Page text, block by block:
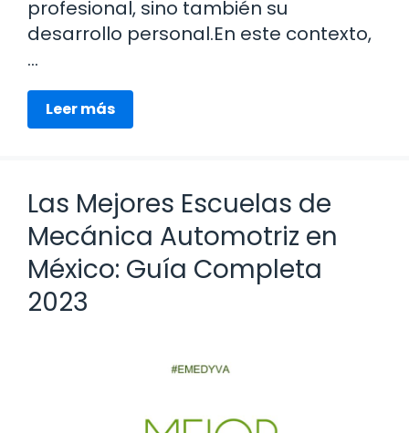
profesional, sino también su
desarrollo personal.En este contexto,
…
Leer más
Las Mejores Escuelas de
Mecánica Automotriz en
México: Guía Completa
2023